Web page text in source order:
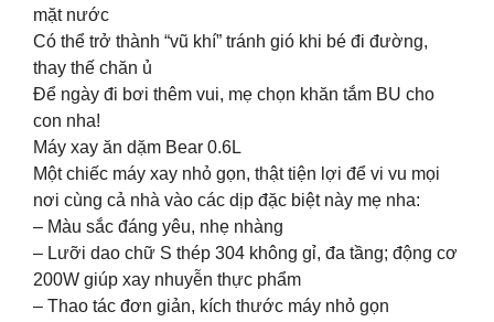
mặt nước
Có thể trở thành “vũ khí” tránh gió khi bé đi đường,
thay thế chăn ủ
Để ngày đi bơi thêm vui, mẹ chọn khăn tắm BU cho
con nha!
Máy xay ăn dặm Bear 0.6L
Một chiếc máy xay nhỏ gọn, thật tiện lợi để vi vu mọi
nơi cùng cả nhà vào các dịp đặc biệt này mẹ nha:
– Màu sắc đáng yêu, nhẹ nhàng
– Lưỡi dao chữ S thép 304 không gỉ, đa tầng; động cơ
200W giúp xay nhuyễn thực phẩm
– Thao tác đơn giản, kích thước máy nhỏ gọn